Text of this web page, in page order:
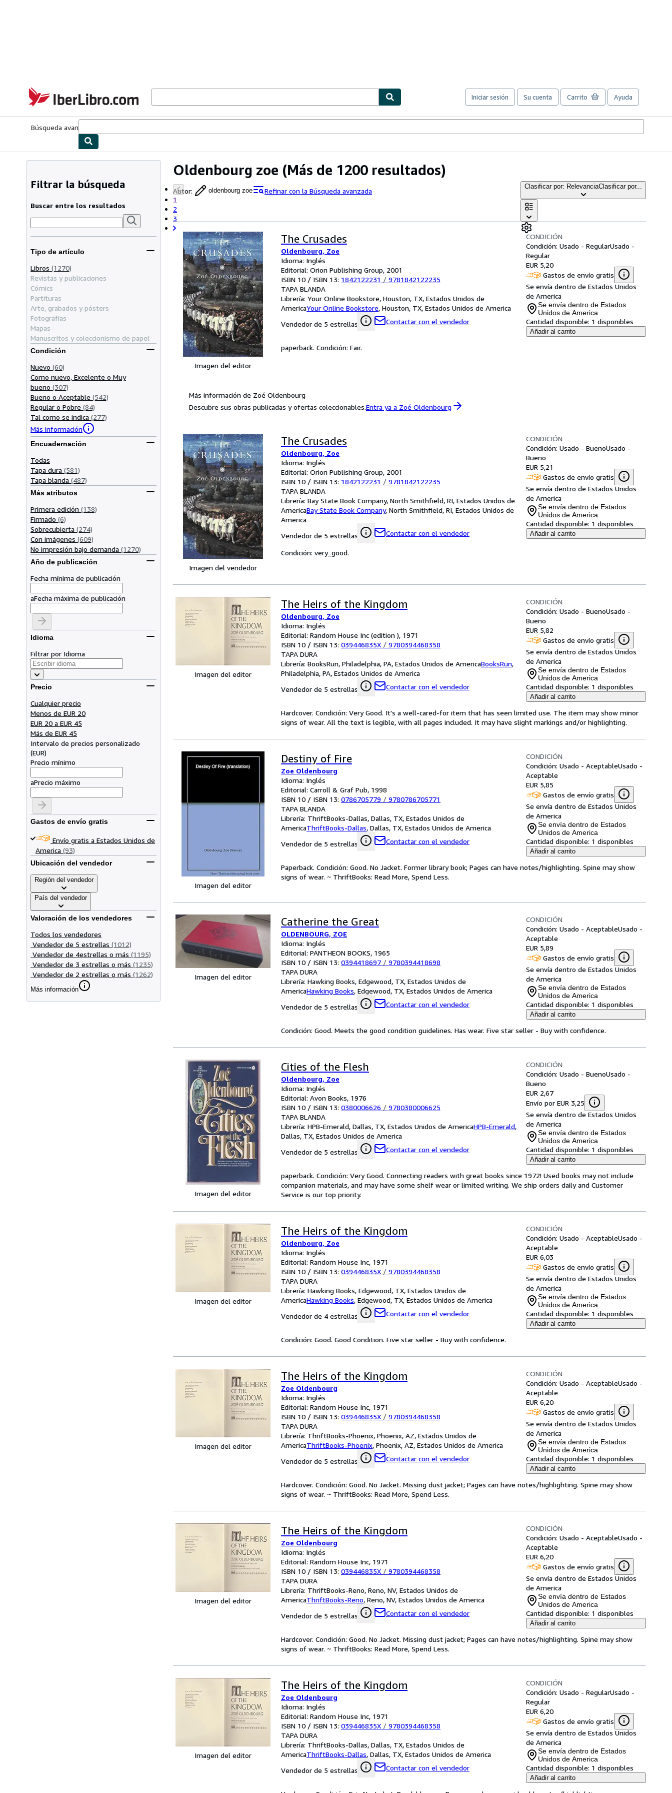
IberLibro.com
Iniciar sesión Su cuenta Carrito Ayuda
Búsqueda avanzada
Oldenbourg zoe (Más de 1200 resultados)
Autor: oldenbourg zoe
Refinar con la Búsqueda avanzada
1
2
3
Clasificar por: RelevanciaClasificar por...
Filtrar la búsqueda
Buscar entre los resultados
Tipo de artículo
Libros (1270)
Revistas y publicaciones
Cómics
Partituras
Arte, grabados y pósters
Fotografías
Mapas
Manuscritos y coleccionismo de papel
Condición
Nuevo (60)
Como nuevo, Excelente o Muy
bueno (307)
Bueno o Aceptable (542)
Regular o Pobre (84)
Tal como se indica (277)
Más información
Encuadernación
Todas
Tapa dura (581)
Tapa blanda (487)
Más atributos
Primera edición (138)
Firmado (6)
Sobrecubierta (274)
Con imágenes (609)
No impresión bajo demanda (1270)
Año de publicación
Fecha mínima de publicación
aFecha máxima de publicación
Idioma
Filtrar por Idioma
Precio
Cualquier precio
Menos de EUR 20
EUR 20 a EUR 45
Más de EUR 45
Intervalo de precios personalizado
(EUR)
Precio mínimo
aPrecio máximo
Gastos de envío gratis
Envío gratis a Estados Unidos de
America (93)
Ubicación del vendedor
Región del vendedor
País del vendedor
Valoración de los vendedores
Todos los vendedores
Vendedor de 5 estrellas (1012)
Vendedor de 4estrellas o más (1195)
Vendedor de 3 estrellas o más (1235)
Vendedor de 2 estrellas o más (1262)
Más información
Imagen del editor
The Crusades
Oldenbourg, Zoe
Idioma: Inglés
Editorial: Orion Publishing Group, 2001
ISBN 10 / ISBN 13: 1842122231 / 9781842122235
TAPA BLANDA
Librería: Your Online Bookstore, Houston, TX, Estados Unidos de
AmericaYour Online Bookstore, Houston, TX, Estados Unidos de America
Vendedor de 5 estrellas
Contactar con el vendedor
CONDICIÓN
Condición: Usado - RegularUsado -
Regular
EUR 5,20
Gastos de envío gratis
Se envía dentro de Estados Unidos
de America
Se envía dentro de Estados
Unidos de America
Cantidad disponible: 1 disponibles
Añadir al carrito
paperback. Condición: Fair.
Más información de Zoé Oldenbourg
Descubre sus obras publicadas y ofertas coleccionables.Entra ya a Zoé Oldenbourg
Imagen del vendedor
The Crusades
Oldenbourg, Zoe
Idioma: Inglés
Editorial: Orion Publishing Group, 2001
ISBN 10 / ISBN 13: 1842122231 / 9781842122235
TAPA BLANDA
Librería: Bay State Book Company, North Smithfield, RI, Estados Unidos de
AmericaBay State Book Company, North Smithfield, RI, Estados Unidos de
America
Vendedor de 5 estrellas
Contactar con el vendedor
CONDICIÓN
Condición: Usado - BuenoUsado -
Bueno
EUR 5,21
Gastos de envío gratis
Se envía dentro de Estados Unidos
de America
Se envía dentro de Estados
Unidos de America
Cantidad disponible: 1 disponibles
Añadir al carrito
Condición: very_good.
Imagen del editor
The Heirs of the Kingdom
Oldenbourg, Zoe
Idioma: Inglés
Editorial: Random House Inc (edition ), 1971
ISBN 10 / ISBN 13: 039446835X / 9780394468358
TAPA DURA
Librería: BooksRun, Philadelphia, PA, Estados Unidos de AmericaBooksRun,
Philadelphia, PA, Estados Unidos de America
Vendedor de 5 estrellas
Contactar con el vendedor
CONDICIÓN
Condición: Usado - BuenoUsado -
Bueno
EUR 5,82
Gastos de envío gratis
Se envía dentro de Estados Unidos
de America
Se envía dentro de Estados
Unidos de America
Cantidad disponible: 1 disponibles
Añadir al carrito
Hardcover. Condición: Very Good. It's a well-cared-for item that has seen limited use. The item may show minor
signs of wear. All the text is legible, with all pages included. It may have slight markings and/or highlighting.
Imagen del editor
Destiny of Fire
Zoe Oldenbourg
Idioma: Inglés
Editorial: Carroll & Graf Pub, 1998
ISBN 10 / ISBN 13: 0786705779 / 9780786705771
TAPA BLANDA
Librería: ThriftBooks-Dallas, Dallas, TX, Estados Unidos de
AmericaThriftBooks-Dallas, Dallas, TX, Estados Unidos de America
Vendedor de 5 estrellas
Contactar con el vendedor
CONDICIÓN
Condición: Usado - AceptableUsado -
Aceptable
EUR 5,85
Gastos de envío gratis
Se envía dentro de Estados Unidos
de America
Se envía dentro de Estados
Unidos de America
Cantidad disponible: 1 disponibles
Añadir al carrito
Paperback. Condición: Good. No Jacket. Former library book; Pages can have notes/highlighting. Spine may show
signs of wear. ~ ThriftBooks: Read More, Spend Less.
Imagen del editor
Catherine the Great
OLDENBOURG, ZOE
Idioma: Inglés
Editorial: PANTHEON BOOKS, 1965
ISBN 10 / ISBN 13: 0394418697 / 9780394418698
TAPA DURA
Librería: Hawking Books, Edgewood, TX, Estados Unidos de
AmericaHawking Books, Edgewood, TX, Estados Unidos de America
Vendedor de 5 estrellas
Contactar con el vendedor
CONDICIÓN
Condición: Usado - AceptableUsado -
Aceptable
EUR 5,89
Gastos de envío gratis
Se envía dentro de Estados Unidos
de America
Se envía dentro de Estados
Unidos de America
Cantidad disponible: 1 disponibles
Añadir al carrito
Condición: Good. Meets the good condition guidelines. Has wear. Five star seller - Buy with confidence.
Imagen del editor
Cities of the Flesh
Oldenbourg, Zoe
Idioma: Inglés
Editorial: Avon Books, 1976
ISBN 10 / ISBN 13: 0380006626 / 9780380006625
TAPA BLANDA
Librería: HPB-Emerald, Dallas, TX, Estados Unidos de AmericaHPB-Emerald,
Dallas, TX, Estados Unidos de America
Vendedor de 5 estrellas
Contactar con el vendedor
CONDICIÓN
Condición: Usado - BuenoUsado -
Bueno
EUR 2,67
Envío por EUR 3,25
Se envía dentro de Estados Unidos
de America
Se envía dentro de Estados
Unidos de America
Cantidad disponible: 1 disponibles
Añadir al carrito
paperback. Condición: Very Good. Connecting readers with great books since 1972! Used books may not include
companion materials, and may have some shelf wear or limited writing. We ship orders daily and Customer
Service is our top priority.
Imagen del editor
The Heirs of the Kingdom
Oldenbourg, Zoe
Idioma: Inglés
Editorial: Random House Inc, 1971
ISBN 10 / ISBN 13: 039446835X / 9780394468358
TAPA DURA
Librería: Hawking Books, Edgewood, TX, Estados Unidos de
AmericaHawking Books, Edgewood, TX, Estados Unidos de America
Vendedor de 4 estrellas
Contactar con el vendedor
CONDICIÓN
Condición: Usado - AceptableUsado -
Aceptable
EUR 6,03
Gastos de envío gratis
Se envía dentro de Estados Unidos
de America
Se envía dentro de Estados
Unidos de America
Cantidad disponible: 1 disponibles
Añadir al carrito
Condición: Good. Good Condition. Five star seller - Buy with confidence.
Imagen del editor
The Heirs of the Kingdom
Zoe Oldenbourg
Idioma: Inglés
Editorial: Random House Inc, 1971
ISBN 10 / ISBN 13: 039446835X / 9780394468358
TAPA DURA
Librería: ThriftBooks-Phoenix, Phoenix, AZ, Estados Unidos de
AmericaThriftBooks-Phoenix, Phoenix, AZ, Estados Unidos de America
Vendedor de 5 estrellas
Contactar con el vendedor
CONDICIÓN
Condición: Usado - AceptableUsado -
Aceptable
EUR 6,20
Gastos de envío gratis
Se envía dentro de Estados Unidos
de America
Se envía dentro de Estados
Unidos de America
Cantidad disponible: 1 disponibles
Añadir al carrito
Hardcover. Condición: Good. No Jacket. Missing dust jacket; Pages can have notes/highlighting. Spine may show
signs of wear. ~ ThriftBooks: Read More, Spend Less.
Imagen del editor
The Heirs of the Kingdom
Zoe Oldenbourg
Idioma: Inglés
Editorial: Random House Inc, 1971
ISBN 10 / ISBN 13: 039446835X / 9780394468358
TAPA DURA
Librería: ThriftBooks-Reno, Reno, NV, Estados Unidos de
AmericaThriftBooks-Reno, Reno, NV, Estados Unidos de America
Vendedor de 5 estrellas
Contactar con el vendedor
CONDICIÓN
Condición: Usado - AceptableUsado -
Aceptable
EUR 6,20
Gastos de envío gratis
Se envía dentro de Estados Unidos
de America
Se envía dentro de Estados
Unidos de America
Cantidad disponible: 1 disponibles
Añadir al carrito
Hardcover. Condición: Good. No Jacket. Missing dust jacket; Pages can have notes/highlighting. Spine may show
signs of wear. ~ ThriftBooks: Read More, Spend Less.
Imagen del editor
The Heirs of the Kingdom
Zoe Oldenbourg
Idioma: Inglés
Editorial: Random House Inc, 1971
ISBN 10 / ISBN 13: 039446835X / 9780394468358
TAPA DURA
Librería: ThriftBooks-Dallas, Dallas, TX, Estados Unidos de
AmericaThriftBooks-Dallas, Dallas, TX, Estados Unidos de America
Vendedor de 5 estrellas
Contactar con el vendedor
CONDICIÓN
Condición: Usado - RegularUsado -
Regular
EUR 6,20
Gastos de envío gratis
Se envía dentro de Estados Unidos
de America
Se envía dentro de Estados
Unidos de America
Cantidad disponible: 1 disponibles
Añadir al carrito